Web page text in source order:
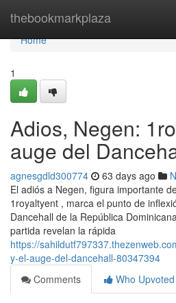
thebookmarkplaza
Home
Home
1
Adios, Negen:
auge del
agnesgdld300774 63 days ago
El adiós a Negen, figura importante
1royaltyent , marca el punto de
Dancehall de la República
partida revelan la rápida
https://
y-el-auge-del-dancehall-80347394
Comments
Who Upvoted